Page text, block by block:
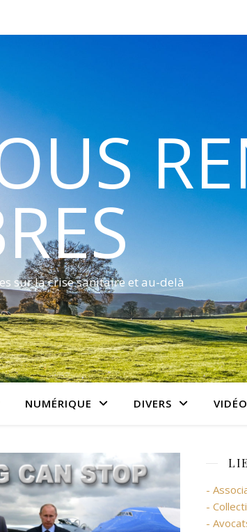
sur la crise sanitaire et au-delà
NUMÉRIQUE DIVERS
-
-
-